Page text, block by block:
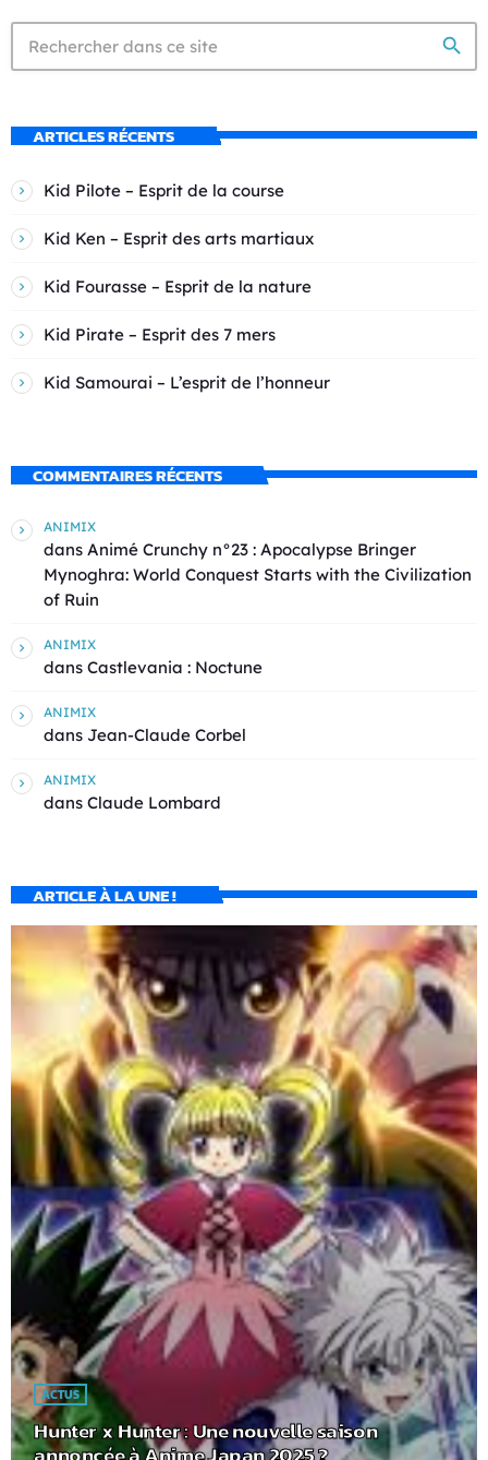
search
ARTICLES RÉCENTS
Kid Pilote – Esprit de la course
Kid Ken – Esprit des arts martiaux
Kid Fourasse – Esprit de la nature
Kid Pirate – Esprit des 7 mers
Kid Samourai – L’esprit de l’honneur
COMMENTAIRES RÉCENTS
ANIMIX
dans Animé Crunchy n°23 : Apocalypse Bringer
Mynoghra: World Conquest Starts with the Civilization
of Ruin
ANIMIX
dans Castlevania : Noctune
ANIMIX
dans Jean-Claude Corbel
ANIMIX
dans Claude Lombard
ARTICLE À LA UNE !
ACTUS
Hunter x Hunter : Une nouvelle saison